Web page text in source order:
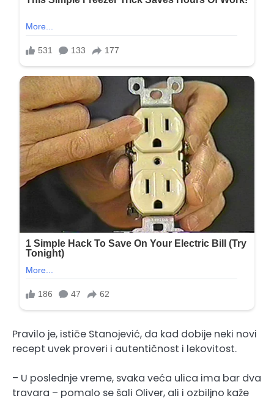
Pravilo je, ističe Stanojević, da kad dobije neki novi
recept uvek proveri i autentičnost i lekovitost.
– U poslednje vreme, svaka veća ulica ima bar dva
travara – pomalo se šali Oliver, ali i ozbiljno kaže